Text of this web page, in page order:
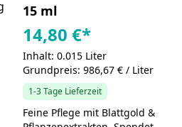
15 ml
14,80 €*
Inhalt: 0.015 Liter
Grundpreis: 986,67 € / Liter
1-3 Tage Lieferzeit
Feine Pflege mit Blattgold &